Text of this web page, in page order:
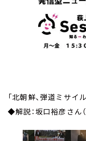
「北朝鮮、弾道ミサイ
◆解説：坂口裕彦さん